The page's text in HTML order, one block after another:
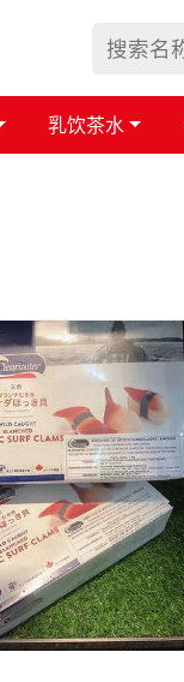
乳饮茶水